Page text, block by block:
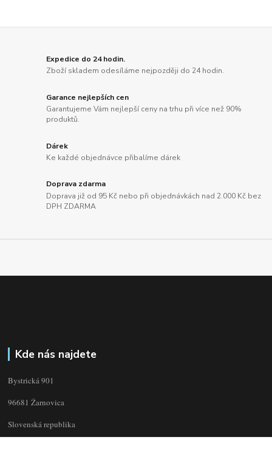
Expedice do 24 hodin.
Zboží skladem odesíláme nejpozději do 24 hodin.
Garance nejlepších cen
Garantujeme Vám nejlepší ceny na trhu při více než 90%
produktů.
Dárek
Ke každé objednávce přibalíme dárek
Doprava zdarma
Doprava již od 95 Kč nebo při objednávkách nad 2.000 Kč bez
DPH ZDARMA
Kde nás najdete
Bystrická 901
96681 Žarnovica
Slovenská republika